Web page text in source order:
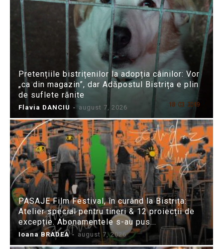
Pretențiile bistrițenilor la adopția câinilor: Vor
„ca din magazin”, dar Adăpostul Bistrița e plin
de suflete rănite
Flavia DANCIU - august 7, 2026
PASAJE Film Festival, în curând la Bistrița:
Atelier special pentru tineri & 12 proiecții de
excepție. Abonamentele s-au pus...
Ioana BRADEA - august 7, 2026